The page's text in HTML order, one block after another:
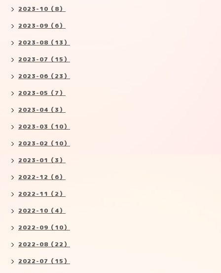
2023-10（8）
2023-09（6）
2023-08（13）
2023-07（15）
2023-06（23）
2023-05（7）
2023-04（3）
2023-03（10）
2023-02（10）
2023-01（3）
2022-12（6）
2022-11（2）
2022-10（4）
2022-09（10）
2022-08（22）
2022-07（15）